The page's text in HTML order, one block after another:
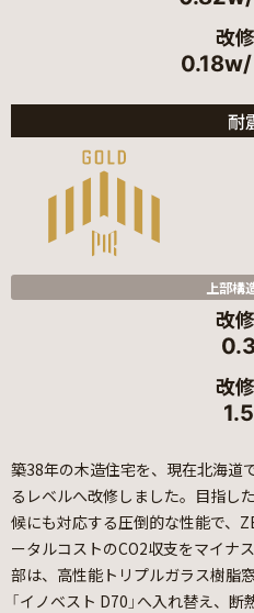
改
耐
上部構
改
改
築38年の木造住宅を、現在北海道
るレベルへ改修しました。目指し
候にも対応する圧倒的な性能で、
ータルコストのCO2収支をマイナ
部は、高性能トリプルガラス樹脂
「イノベスト D70」へ入れ替え、